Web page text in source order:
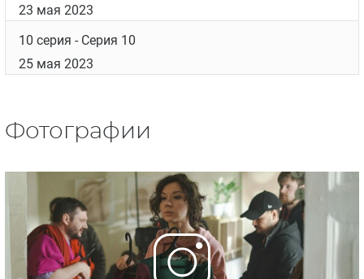
23 мая 2023
10 серия - Серия 10
25 мая 2023
Фотографии